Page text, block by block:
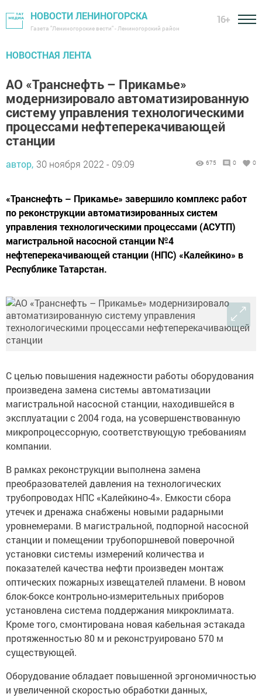
НОВОСТИ ЛЕНИНОГОРСКА
Газета "Лениногорские вести" - Лениногорский район
16+
НОВОСТНАЯ ЛЕНТА
АО «Транснефть – Прикамье»
модернизировало автоматизированную
систему управления технологическими
процессами нефтеперекачивающей
станции
автор, 30 ноября 2022 - 09:09 675 0 0
«Транснефть – Прикамье» завершило комплекс работ
по реконструкции автоматизированных систем
управления технологическими процессами (АСУТП)
магистральной насосной станции №4
нефтеперекачивающей станции (НПС) «Калейкино» в
Республике Татарстан.
С целью повышения надежности работы оборудования
произведена замена системы автоматизации
магистральной насосной станции, находившейся в
эксплуатации с 2004 года, на усовершенствованную
микропроцессорную, соответствующую требованиям
компании.
В рамках реконструкции выполнена замена
преобразователей давления на технологических
трубопроводах НПС «Калейкино-4». Емкости сбора
утечек и дренажа снабжены новыми радарными
уровнемерами. В магистральной, подпорной насосной
станции и помещении трубопоршневой поверочной
установки системы измерений количества и
показателей качества нефти произведен монтаж
оптических пожарных извещателей пламени. В новом
блок-боксе контрольно-измерительных приборов
установлена система поддержания микроклимата.
Кроме того, смонтирована новая кабельная эстакада
протяженностью 80 м и реконструировано 570 м
существующей.
Оборудование обладает повышенной эргономичностью
и увеличенной скоростью обработки данных,